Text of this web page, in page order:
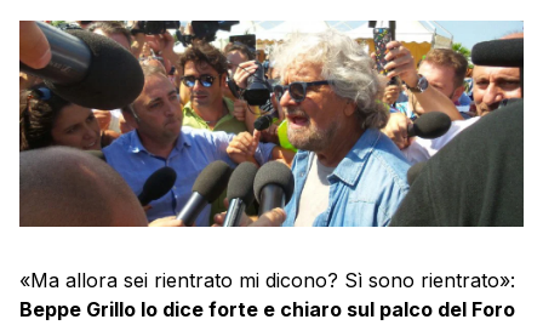
«Ma allora sei rientrato mi dicono? Sì sono rientrato»:
Beppe Grillo lo dice forte e chiaro sul palco del Foro